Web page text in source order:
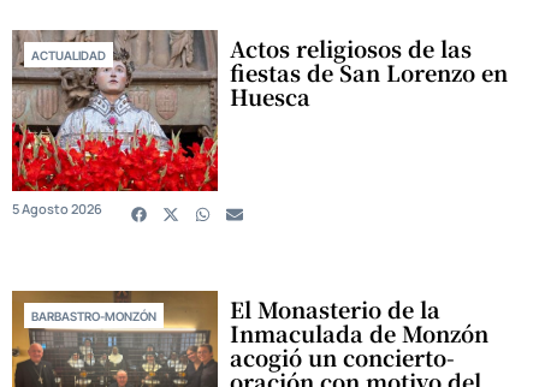
ACTUALIDAD Actos religiosos de las
fiestas de San Lorenzo en
Huesca
5 Agosto 2026
BARBASTRO-MONZÓN El Monasterio de la
Inmaculada de Monzón
acogió un concierto-
oración con motivo del